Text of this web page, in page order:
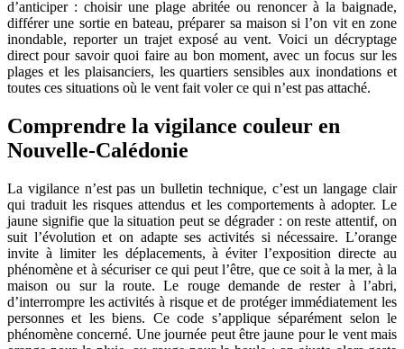
d’anticiper : choisir une plage abritée ou renoncer à la baignade,
différer une sortie en bateau, préparer sa maison si l’on vit en zone
inondable, reporter un trajet exposé au vent. Voici un décryptage
direct pour savoir quoi faire au bon moment, avec un focus sur les
plages et les plaisanciers, les quartiers sensibles aux inondations et
toutes ces situations où le vent fait voler ce qui n’est pas attaché.
Comprendre la vigilance couleur en
Nouvelle-Calédonie
La vigilance n’est pas un bulletin technique, c’est un langage clair
qui traduit les risques attendus et les comportements à adopter. Le
jaune signifie que la situation peut se dégrader : on reste attentif, on
suit l’évolution et on adapte ses activités si nécessaire. L’orange
invite à limiter les déplacements, à éviter l’exposition directe au
phénomène et à sécuriser ce qui peut l’être, que ce soit à la mer, à la
maison ou sur la route. Le rouge demande de rester à l’abri,
d’interrompre les activités à risque et de protéger immédiatement les
personnes et les biens. Ce code s’applique séparément selon le
phénomène concerné. Une journée peut être jaune pour le vent mais